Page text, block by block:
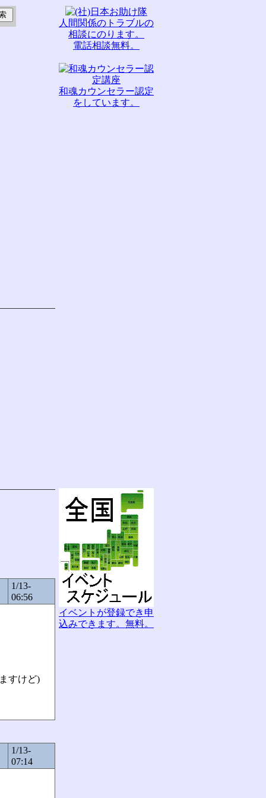
1/13-
06:56
すけど)
1/13-
07:14
人間関係のトラブルの
相談にのります。
電話相談無料。
和魂カウンセラー認定
をしています。
イベントが登録でき申
込みできます。無料。